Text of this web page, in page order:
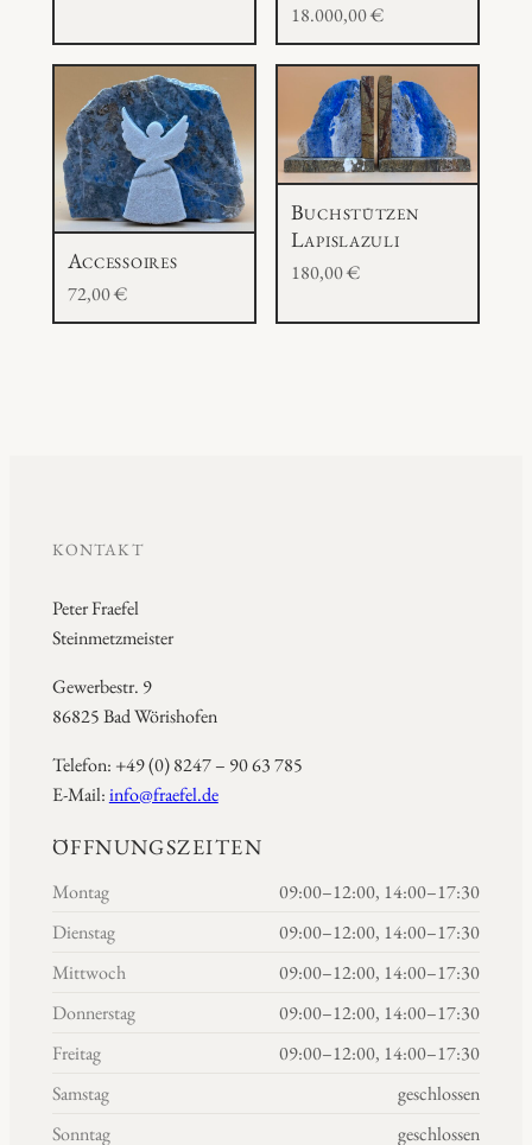
18.000,00€
Accessoires
72,00€
Buchstützen
Lapislazuli
180,00€
KONTAKT
Peter Fraefel
Steinmetzmeister
Gewerbestr. 9
86825 Bad Wörishofen
Telefon: +49 (0) 8247 – 90 63 785
E-Mail:info@fraefel.de
ÖFFNUNGSZEITEN
Montag
09:00–12:00, 14:00–17:30
Dienstag
09:00–12:00, 14:00–17:30
Mittwoch
09:00–12:00, 14:00–17:30
Donnerstag
09:00–12:00, 14:00–17:30
Freitag
09:00–12:00, 14:00–17:30
Samstag
geschlossen
Sonntag
geschlossen